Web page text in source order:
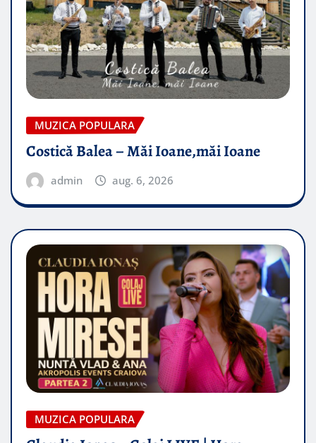
MUZICA POPULARA
Costică Balea – Măi Ioane,măi Ioane
admin aug. 6, 2026
MUZICA POPULARA